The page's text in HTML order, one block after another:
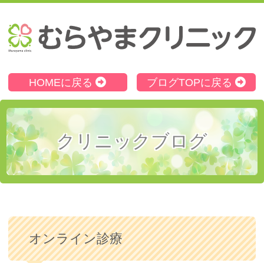
HOMEに戻る ブログTOPに戻る
クリニックブログ
オンライン診療